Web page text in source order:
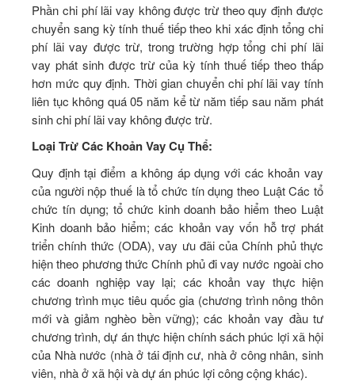
Phần chi phí lãi vay không được trừ theo quy định được
chuyển sang kỳ tính thuế tiếp theo khi xác định tổng chi
phí lãi vay được trừ, trong trường hợp tổng chi phí lãi
vay phát sinh được trừ của kỳ tính thuế tiếp theo thấp
hơn mức quy định. Thời gian chuyển chi phí lãi vay tính
liên tục không quá 05 năm kể từ năm tiếp sau năm phát
sinh chi phí lãi vay không được trừ.
Loại Trừ Các Khoản Vay Cụ Thể:
Quy định tại điểm a không áp dụng với các khoản vay
của người nộp thuế là tổ chức tín dụng theo Luật Các tổ
chức tín dụng; tổ chức kinh doanh bảo hiểm theo Luật
Kinh doanh bảo hiểm; các khoản vay vốn hỗ trợ phát
triển chính thức (ODA), vay ưu đãi của Chính phủ thực
hiện theo phương thức Chính phủ đi vay nước ngoài cho
các doanh nghiệp vay lại; các khoản vay thực hiện
chương trình mục tiêu quốc gia (chương trình nông thôn
mới và giảm nghèo bền vững); các khoản vay đầu tư
chương trình, dự án thực hiện chính sách phúc lợi xã hội
của Nhà nước (nhà ở tái định cư, nhà ở công nhân, sinh
viên, nhà ở xã hội và dự án phúc lợi công cộng khác).